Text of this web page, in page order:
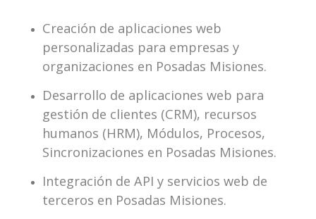
Creación de aplicaciones web
personalizadas para empresas y
organizaciones en Posadas Misiones.
Desarrollo de aplicaciones web para
gestión de clientes (CRM), recursos
humanos (HRM), Módulos, Procesos,
Sincronizaciones en Posadas Misiones.
Integración de API y servicios web de
terceros en Posadas Misiones.